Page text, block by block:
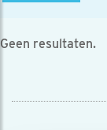
Geen resultaten.